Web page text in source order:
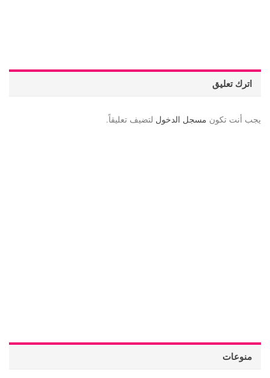
اترك تعليق
يجب أنت تكون مسجل الدخول لتضيف تعليقاً.
منوعات